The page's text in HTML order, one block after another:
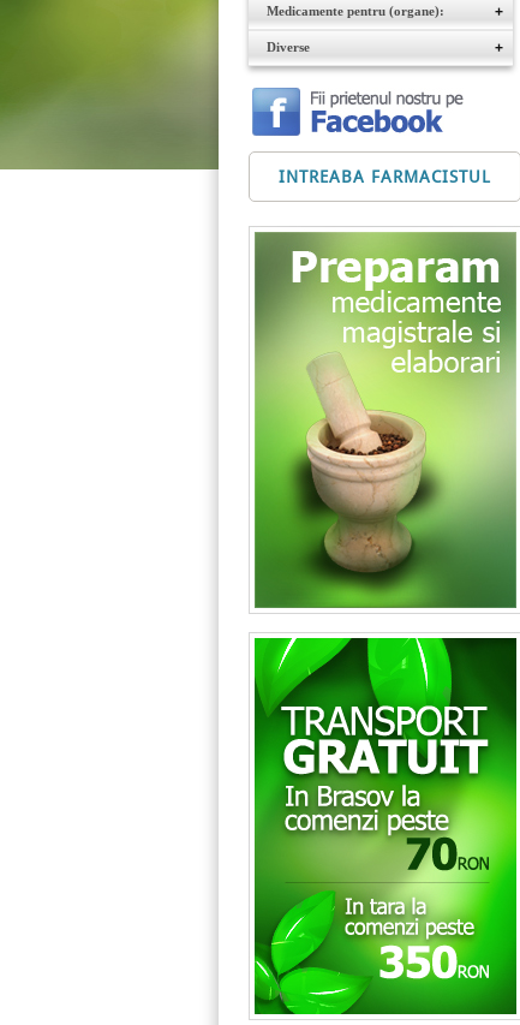
Medicamente pentru (organe): +
Diverse +
INTREABA FARMACISTUL